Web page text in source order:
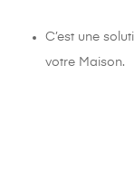
C’est une
votre Maison.